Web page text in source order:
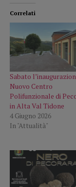
Correlati
Sabato
Nuovo Centro
Polifunzionale di
in Alta Val Tidone
4 Giugno 2026
In "Attualità"